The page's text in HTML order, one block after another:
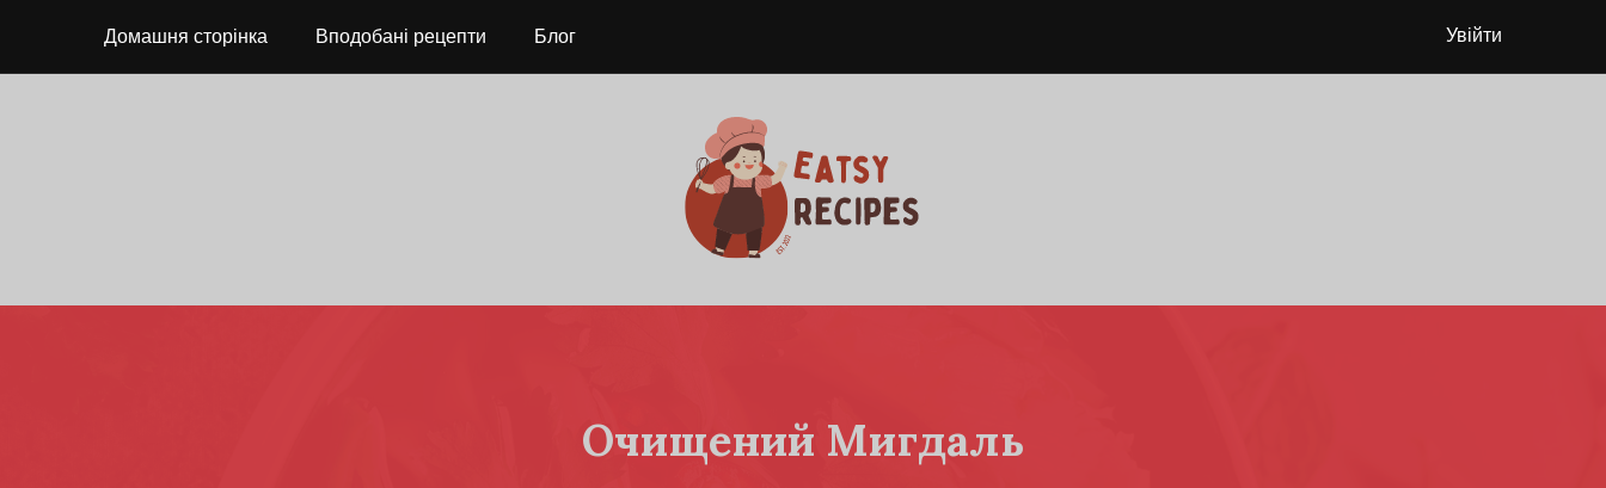
Домашня сторінка Вподобані рецепти Блог Увійти
Очищений Мигдаль